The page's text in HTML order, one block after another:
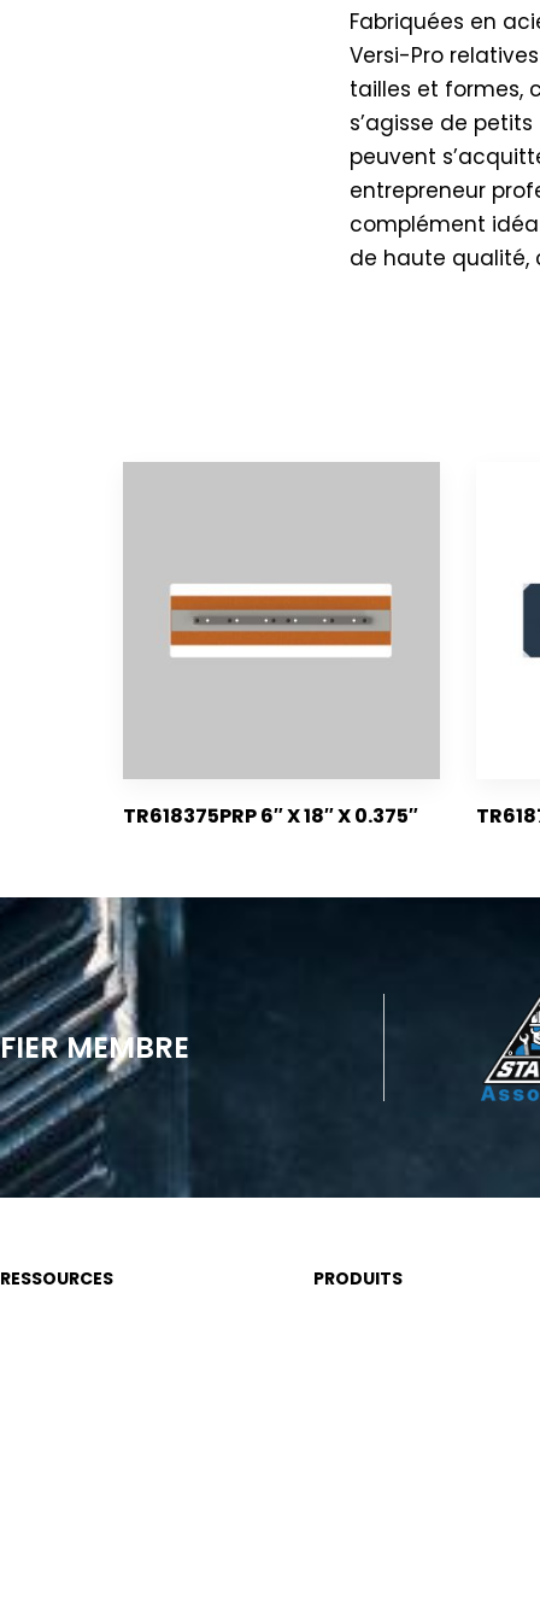
Fabriquées en
Versi-Pro
tailles et formes,
s’agisse de
peuvent
entrepreneur
complément
de haute qualité,
TR618375PRP 6″ X 18″ X 0.375″
FIER MEMBRE
RESSOURCES PRODUITS